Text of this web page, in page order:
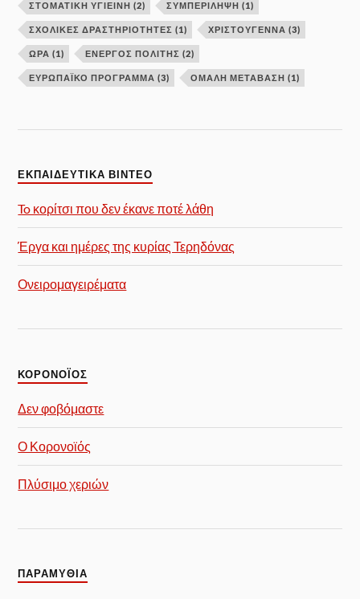
ΣΤΟΜΑΤΙΚΗ ΥΓΙΕΙΝΗ (2) ΣΥΜΠΕΡΙΛΗΨΗ (1)
ΣΧΟΛΙΚΕΣ ΔΡΑΣΤΗΡΙΟΤΗΤΕΣ (1) ΧΡΙΣΤΟΥΓΕΝΝΑ (3)
ΩΡΑ (1) ΕΝΕΡΓΌΣ ΠΟΛΊΤΗΣ (2)
ΕΥΡΩΠΑΪΚΌ ΠΡΌΓΡΑΜΜΑ (3) ΟΜΑΛΉ ΜΕΤΆΒΑΣΗ (1)
ΕΚΠΑΙΔΕΥΤΙΚΑ ΒΙΝΤΕΟ
To κορίτσι που δεν έκανε ποτέ λάθη
Έργα και ημέρες της κυρίας Τερηδόνας
Ονειρομαγειρέματα
ΚΟΡΟΝΟΪΟΣ
Δεν φοβόμαστε
Ο Κορονοϊός
Πλύσιμο χεριών
ΠΑΡΑΜΥΘΙΑ